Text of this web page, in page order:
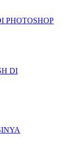
PHOTOSHOP
DI